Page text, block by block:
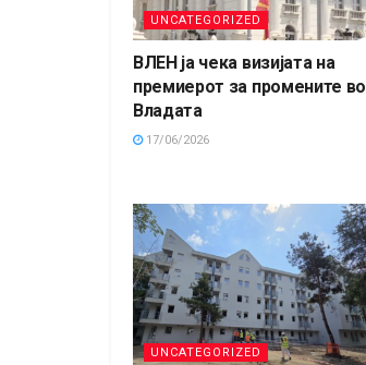
UNCATEGORIZED
ВЛЕН ја чека визијата на
премиерот за промените во
Владата
17/06/2026
UNCATEGORIZED